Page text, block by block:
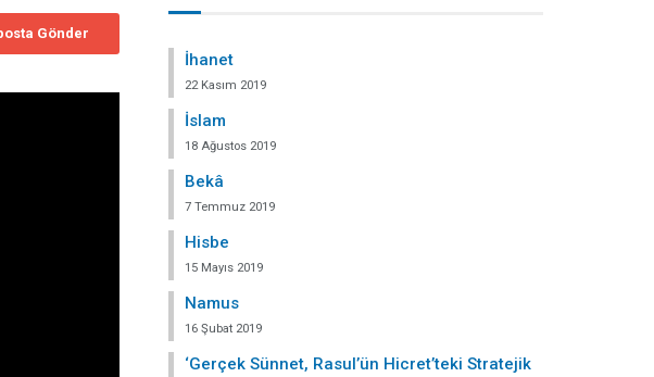
Gönder
İhanet
22 Kasım 2019
İslam
18 Ağustos 2019
Bekâ
7 Temmuz 2019
Hisbe
15 Mayıs 2019
Namus
16 Şubat 2019
‘Gerçek Sünnet, Rasul’ün Hicret’teki Stratejik